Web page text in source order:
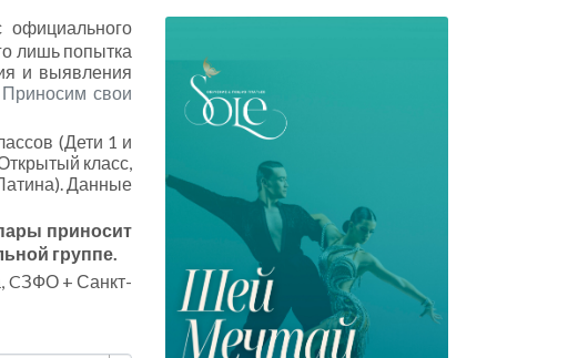
официального
лишь попытка
и выявления
Приносим свои
(Дети 1 и
класс,
Данные
приносит
группе.
CЗФО + Санкт-